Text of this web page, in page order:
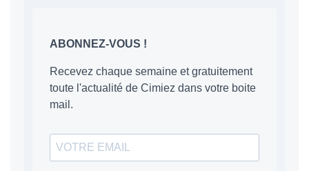
ABONNEZ-VOUS !
Recevez chaque semaine et gratuitement
toute l'actualité de Cimiez dans votre boite
mail.